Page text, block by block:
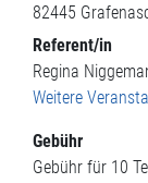
82445
Referent/in
Regina
Weitere
Gebühr
Gebühr für 10